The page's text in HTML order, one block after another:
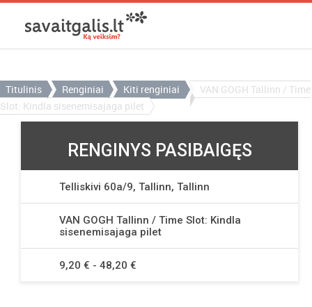
Titulinis Renginiai Kiti renginiai
VAN GOGH Tallinn / Time
Slot: Kindla sisenemisajaga pilet
RENGINYS PASIBAIGĘS
Telliskivi 60a/9, Tallinn, Tallinn
VAN GOGH Tallinn / Time Slot: Kindla
sisenemisajaga pilet
9,20 € - 48,20 €